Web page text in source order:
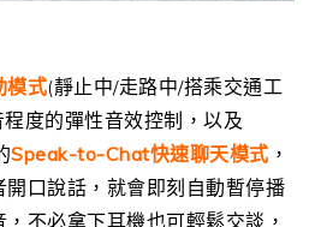
模式(靜止中/走路中/搭乘交通工
度的彈性音效控制，以及
Speak-to-Chat快速聊天模式 ，
口說話，就會即刻自動暫停播
不必拿下耳機也可輕鬆交談，